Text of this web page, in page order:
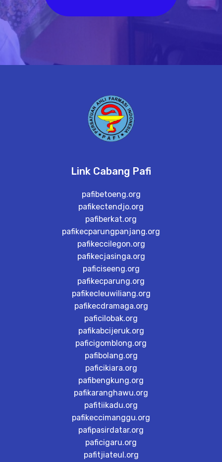
Link Cabang Pafi
pafibetoeng.org
pafikectendjo.org
pafiberkat.org
pafikecparungpanjang.org
pafikeccilegon.org
pafikecjasinga.org
paficiseeng.org
pafikecparung.org
pafikecleuwiliang.org
pafikecdramaga.org
paficilobak.org
pafikabcijeruk.org
paficigomblong.org
pafibolang.org
paficikiara.org
pafibengkung.org
pafikaranghawu.org
pafitiikadu.org
pafikeccimanggu.org
pafipasirdatar.org
paficigaru.org
pafitjiateul.org